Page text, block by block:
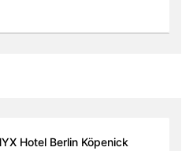
Hotel Berlin Köpenick